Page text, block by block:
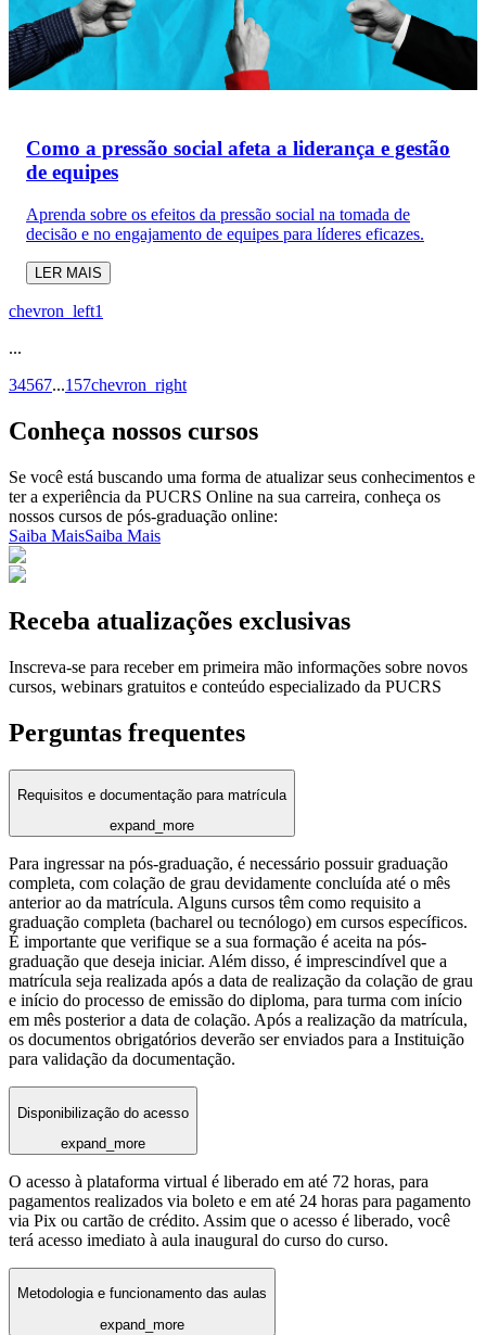
Como a pressão social afeta a liderança e gestão
de equipes
Aprenda sobre os efeitos da pressão social na tomada de
decisão e no engajamento de equipes para líderes eficazes.
LER MAIS
chevron_left1
...
34567...157chevron_right
Conheça nossos cursos
Se você está buscando uma forma de atualizar seus conhecimentos e
ter a experiência da PUCRS Online na sua carreira, conheça os
nossos cursos de pós-graduação online:
Saiba MaisSaiba Mais
Receba atualizações exclusivas
Inscreva-se para receber em primeira mão informações sobre novos
cursos, webinars gratuitos e conteúdo especializado da PUCRS
Perguntas frequentes
Requisitos e documentação para matrícula
expand_more
Para ingressar na pós-graduação, é necessário possuir graduação
completa, com colação de grau devidamente concluída até o mês
anterior ao da matrícula. Alguns cursos têm como requisito a
graduação completa (bacharel ou tecnólogo) em cursos específicos.
É importante que verifique se a sua formação é aceita na pós-
graduação que deseja iniciar. Além disso, é imprescindível que a
matrícula seja realizada após a data de realização da colação de grau
e início do processo de emissão do diploma, para turma com início
em mês posterior a data de colação. Após a realização da matrícula,
os documentos obrigatórios deverão ser enviados para a Instituição
para validação da documentação.
Disponibilização do acesso
expand_more
O acesso à plataforma virtual é liberado em até 72 horas, para
pagamentos realizados via boleto e em até 24 horas para pagamento
via Pix ou cartão de crédito. Assim que o acesso é liberado, você
terá acesso imediato à aula inaugural do curso do curso.
Metodologia e funcionamento das aulas
expand_more